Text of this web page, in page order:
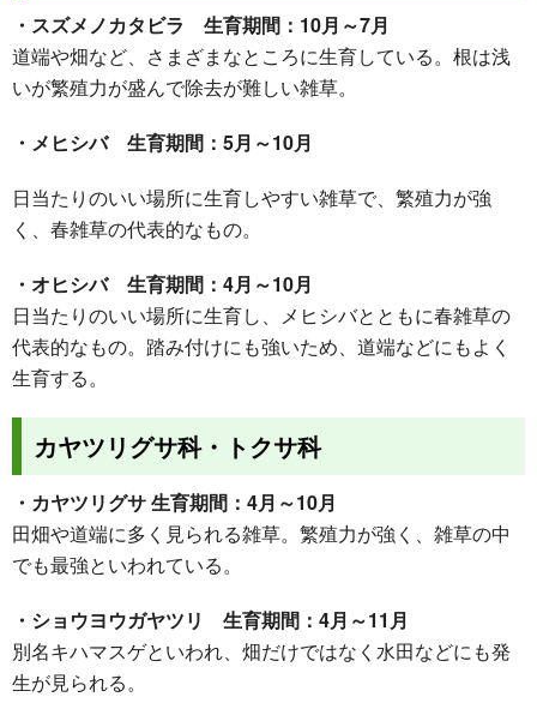
・スズメノカタビラ 生育期間：10月～7月
道端や畑など、さまざまなところに生育している。根は浅
いが繁殖力が盛んで除去が難しい雑草。
・メヒシバ 生育期間：5月～10月
日当たりのいい場所に生育しやすい雑草で、繁殖力が強
く、春雑草の代表的なもの。
・オヒシバ 生育期間：4月～10月
日当たりのいい場所に生育し、メヒシバとともに春雑草の
代表的なもの。踏み付けにも強いため、道端などにもよく
生育する。
カヤツリグサ科・トクサ科
・カヤツリグサ 生育期間：4月～10月
田畑や道端に多く見られる雑草。繁殖力が強く、雑草の中
でも最強といわれている。
・ショウヨウガヤツリ 生育期間：4月～11月
別名キハマスゲといわれ、畑だけではなく水田などにも発
生が見られる。